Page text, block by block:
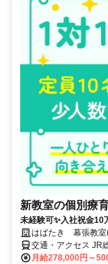
新教室の個別療
未経験可✨入社祝金10
はばたき 幕張教室
交通・アクセス JR
張駅」徒歩約6分
月給278,000円～